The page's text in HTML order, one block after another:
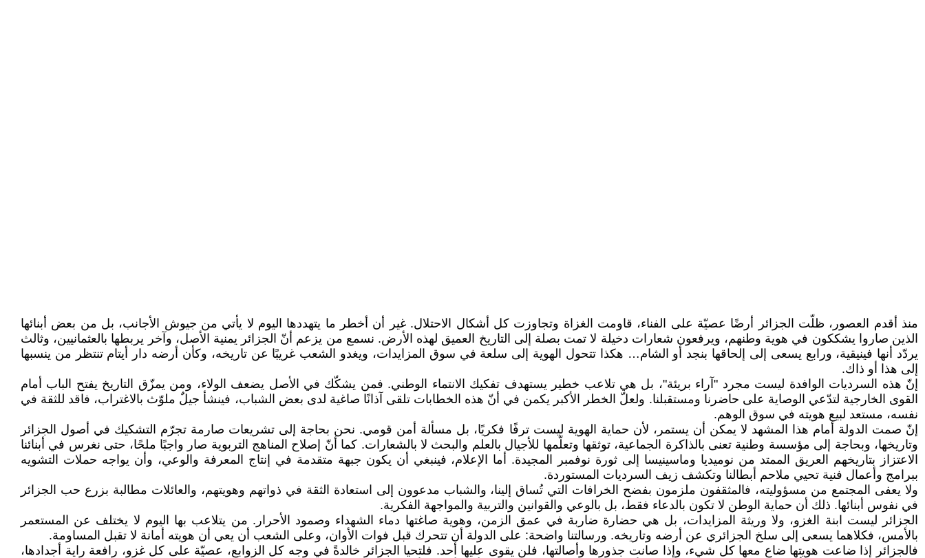
منذ أقدم العصور، ظلّت الجزائر أرضًا عصيّة على الفناء، قاومت الغزاة وتجاوزت كل أشكال الاحتلال. غير أن أخطر ما يتهددها اليوم لا يأتي من جيوش الأجانب، بل من بعض أبنائها
الذين صاروا يشككون في هوية وطنهم، ويرفعون شعارات دخيلة لا تمت بصلة إلى التاريخ العميق لهذه الأرض. نسمع من يزعم أنّ الجزائر يمنية الأصل، وآخر يربطها بالعثمانيين، وثالث
يردّد أنها فينيقية، ورابع يسعى إلى إلحاقها بنجد أو الشام… هكذا تتحول الهوية إلى سلعة في سوق المزايدات، ويغدو الشعب غريبًا عن تاريخه، وكأن أرضه دار أيتام تنتظر من ينسبها
إلى هذا أو ذاك.
إنّ هذه السرديات الوافدة ليست مجرد "آراء بريئة"، بل هي تلاعب خطير يستهدف تفكيك الانتماء الوطني. فمن يشكّك في الأصل يضعف الولاء، ومن يمزّق التاريخ يفتح الباب أمام
القوى الخارجية لتدّعي الوصاية على حاضرنا ومستقبلنا. ولعلّ الخطر الأكبر يكمن في أنّ هذه الخطابات تلقى آذانًا صاغية لدى بعض الشباب، فينشأ جيلٌ ملوّث بالاغتراب، فاقد للثقة في
نفسه، مستعد لبيع هويته في سوق الوهم.
إنّ صمت الدولة أمام هذا المشهد لا يمكن أن يستمر، لأن حماية الهوية ليست ترفًا فكريًا، بل مسألة أمن قومي. نحن بحاجة إلى تشريعات صارمة تجرّم التشكيك في أصول الجزائر
وتاريخها، وبحاجة إلى مؤسسة وطنية تعنى بالذاكرة الجماعية، توثقها وتعلّمها للأجيال بالعلم والبحث لا بالشعارات. كما أنّ إصلاح المناهج التربوية صار واجبًا ملحًا، حتى نغرس في أبنائنا
الاعتزاز بتاريخهم العريق الممتد من نوميديا وماسينيسا إلى ثورة نوفمبر المجيدة. أما الإعلام، فينبغي أن يكون جبهة متقدمة في إنتاج المعرفة والوعي، وأن يواجه حملات التشويه
ببرامج وأعمال فنية تحيي ملاحم أبطالنا وتكشف زيف السرديات المستوردة.
ولا يعفى المجتمع من مسؤوليته، فالمثقفون ملزمون بفضح الخرافات التي تُساق إلينا، والشباب مدعوون إلى استعادة الثقة في ذواتهم وهويتهم، والعائلات مطالبة بزرع حب الجزائر
في نفوس أبنائها. ذلك أن حماية الوطن لا تكون بالدعاء فقط، بل بالوعي والقوانين والتربية والمواجهة الفكرية.
الجزائر ليست ابنة الغزو، ولا وريثة المزايدات، بل هي حضارة ضاربة في عمق الزمن، وهوية صاغتها دماء الشهداء وصمود الأحرار. من يتلاعب بها اليوم لا يختلف عن المستعمر
بالأمس، فكلاهما يسعى إلى سلخ الجزائري عن أرضه وتاريخه. ورسالتنا واضحة: على الدولة أن تتحرك قبل فوات الأوان، وعلى الشعب أن يعي أن هويته أمانة لا تقبل المساومة.
فالجزائر إذا ضاعت هويتها ضاع معها كل شيء، وإذا صانت جذورها وأصالتها، فلن يقوى عليها أحد. فلتحيا الجزائر خالدةً في وجه كل الزوابع، عصيّة على كل غزو، رافعة راية أجدادها،